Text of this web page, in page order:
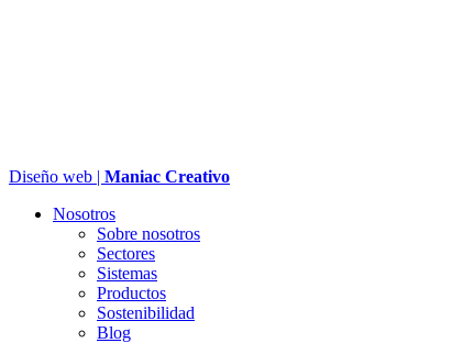
Diseño web | Maniac Creativo
Nosotros
Sobre nosotros
Sectores
Sistemas
Productos
Sostenibilidad
Blog